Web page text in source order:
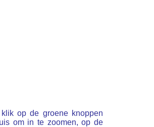
op de groene knoppen
om in te zoomen, op de